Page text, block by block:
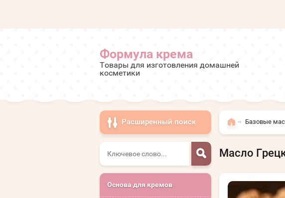
Формула крема
Товары для изготовления домашней
косметики
Расширенный поиск
Основа для кремов
Базовые
Масло